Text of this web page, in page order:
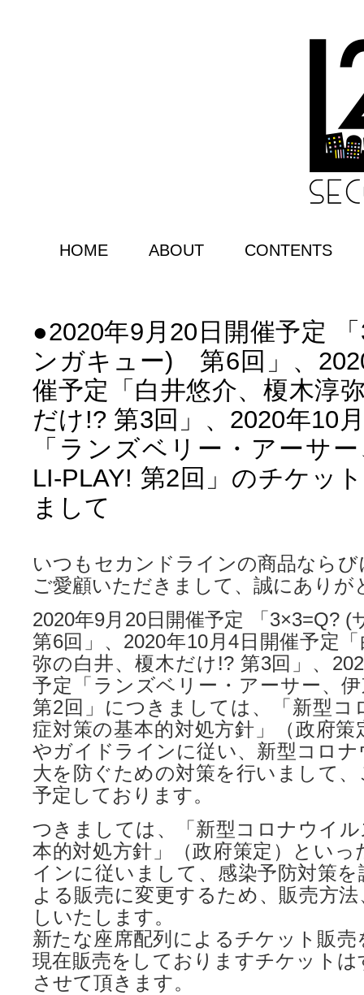
HOME ABOUT CONTENTS
●2020年9月20日開催予定
ンガキュー) 第6回」、
催予定「白井悠介、榎木淳
だけ!? 第3回」、2020年10
「ランズベリー・アーサ
LI-PLAY! 第2回」のチケッ
まして
いつもセカンドラインの商品なら
ご愛顧いただきまして、誠にありが
2020年9月20日開催予定 「
第6回」、2020年10月4日開催予定
弥の白井、榎木だけ!? 第3回」、
予定「ランズベリー・アーサー、
第2回」につきましては、「新型コ
症対策の基本的対処方針」（政府
やガイドラインに従い、新型コロ
大を防ぐための対策を行いまして
予定しております。
つきましては、「新型コロナウイ
本的対処方針」（政府策定）とい
インに従いまして、感染予防対策
よる販売に変更するため、販売方
しいたします。
新たな座席配列によるチケット販
現在販売をしておりますチケット
させて頂きます。